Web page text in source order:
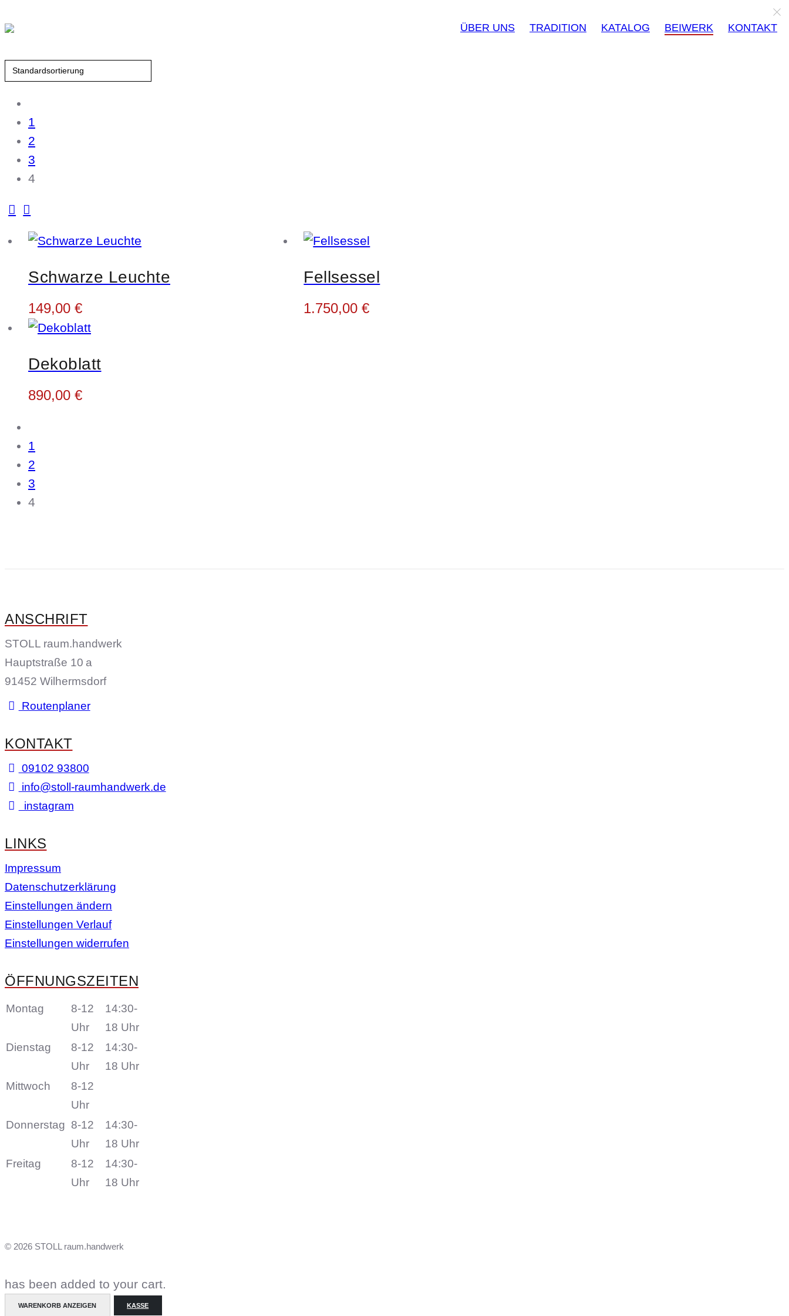
ÜBER UNS TRADITION KATALOG BEIWERK KONTAKT
1
2
3
4
Schwarze Leuchte
149,00 €
Fellsessel
1.750,00€
Dekoblatt
890,00 €
1
2
3
4
ANSCHRIFT
STOLL raum.handwerk
Hauptstraße 10 a
91452 Wilhermsdorf
Routenplaner
KONTAKT
09102 93800
info@stoll-raumhandwerk.de
instagram
LINKS
Impressum
Datenschutzerklärung
Einstellungen ändern
Einstellungen Verlauf
Einstellungen widerrufen
ÖFFNUNGSZEITEN
Montag
8-12
Uhr
14:30-
18 Uhr
Dienstag
8-12
Uhr
14:30-
18 Uhr
Mittwoch
8-12
Uhr
Donnerstag 8-12
Uhr
14:30-
18 Uhr
Freitag
8-12
Uhr
14:30-
18 Uhr
© 2026 STOLL raum.handwerk
has been added to your cart.
WARENKORB ANZEIGEN KASSE